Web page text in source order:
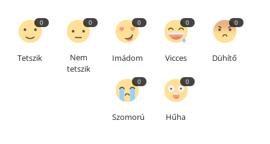
0
Tetszik
0
Nem
tetszik
0
Imádom
0
Vicces
0
Dühítő
0
Szomorú
0
Hűha